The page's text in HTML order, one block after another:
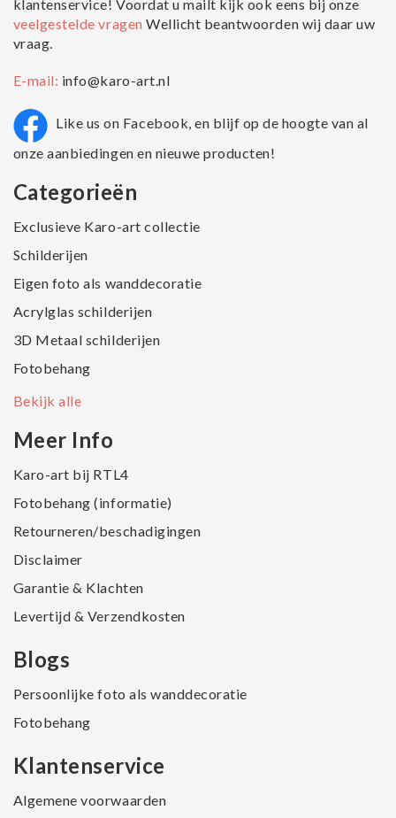
klantenservice! Voordat u mailt kijk ook eens bij onze
veelgestelde vragenWellicht beantwoorden wij daar uw
vraag.
E-mail: info@karo-art.nl
Like us on Facebook, en blijf op de hoogte van al
onze aanbiedingen en nieuwe producten!
Categorieën
Exclusieve Karo-art collectie
Schilderijen
Eigen foto als wanddecoratie
Acrylglas schilderijen
3D Metaal schilderijen
Fotobehang
Bekijk alle
Meer Info
Karo-art bij RTL4
Fotobehang (informatie)
Retourneren/beschadigingen
Disclaimer
Garantie & Klachten
Levertijd & Verzendkosten
Blogs
Persoonlijke foto als wanddecoratie
Fotobehang
Klantenservice
Algemene voorwaarden